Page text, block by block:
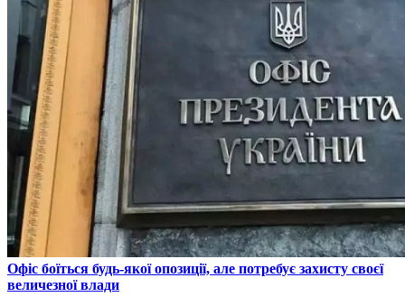
​Офіс боїться будь-якої опозиції, але потребує захисту своєї
величезної влади